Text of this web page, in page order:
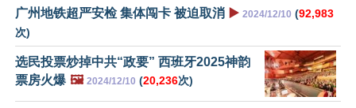
广州地铁超严安检 集体闯卡 被迫取消 ▶️ 2024/12/10 (92,983
次)
选民投票炒掉中共“政要” 西班牙2025神韵
票房火爆 🖼️ 2024/12/10 (20,236次)